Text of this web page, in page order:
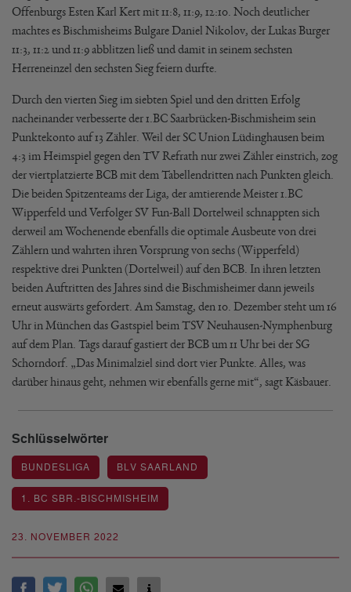
23. NOVEMBER 2022
Offenburgs Esten Karl Kert mit 11:8, 11:9, 12:10. Noch deutlicher
machtes es Bischmisheims Bulgare Daniel Nikolov, der Lukas Burger
11:3, 11:2 und 11:9 abblitzen ließ und damit in seinem sechsten
Herreneinzel den sechsten Sieg feiern durfte.
Durch den vierten Sieg im siebten Spiel und den dritten Erfolg
nacheinander verbesserte der 1.BC Saarbrücken-Bischmisheim sein
Punktekonto auf 13 Zähler. Weil der SC Union Lüdinghausen beim
4:3 im Heimspiel gegen den TV Refrath nur zwei Zähler einstrich, zog
der viertplatzierte BCB mit dem Tabellendritten nach Punkten gleich.
Die beiden Spitzenteams der Liga, der amtierende Meister 1.BC
Wipperfeld und Verfolger SV Fun-Ball Dortelweil schnappten sich
derweil am Wochenende ebenfalls die optimale Ausbeute von drei
Zählern und wahrten ihren Vorsprung von sechs (Wipperfeld)
respektive drei Punkten (Dortelweil) auf den BCB. In ihren letzten
beiden Auftritten des Jahres sind die Bischmisheimer dann jeweils
erneut auswärts gefordert. Am Samstag, den 10. Dezember steht um 16
Uhr in München das Gastspiel beim TSV Neuhausen-Nymphenburg
auf dem Plan. Tags darauf gastiert der BCB um 11 Uhr bei der SG
Schorndorf. „Das Minimalziel sind dort vier Punkte. Alles, was
darüber hinaus geht, nehmen wir ebenfalls gerne mit“, sagt Käsbauer.
Schlüsselwörter
BUNDESLIGA BLV SAARLAND
1. BC SBR.-BISCHMISHEIM